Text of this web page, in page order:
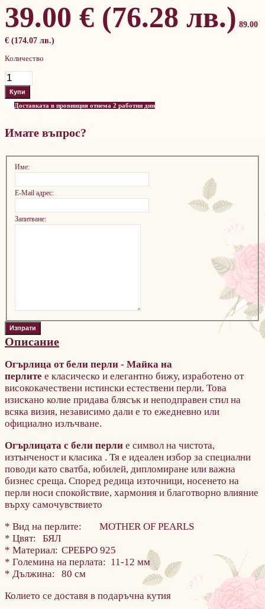
39.00 € (76.28 лв.) 89.00
€ (174.07 лв.)
Количество
Доставката в провинция отнема 2 работни дни
Имате въпрос?
Име:
E-Mail адрес:
Запитване:
Описание
Огърлица от бели перли - Майка на
перлите е класическо и елегантно бижу, изработено от
висококачествени истински естествени перли. Това
изискано колие придава блясък и неподправен стил на
всяка визия, независимо дали е то ежедневно или
официално излъчване.
Огърлицата с бели перли е символ на чистота,
изтънченост и класика . Тя е идеален избор за специални
поводи като сватба, юбилей, дипломиране или важна
бизнес среща. Според редица източници, носенето на
перли носи спокойствие, хармония и благотворно влияние
върху самочувствието
* Вид на перлите:
MOTHER OF PEARLS
* Цвят:
БЯЛ
* Материал: СРЕБРО 925
* Големина на перлата: 11-12 мм
* Дължина:
80 см
Колието се доставя в подаръчна кутия